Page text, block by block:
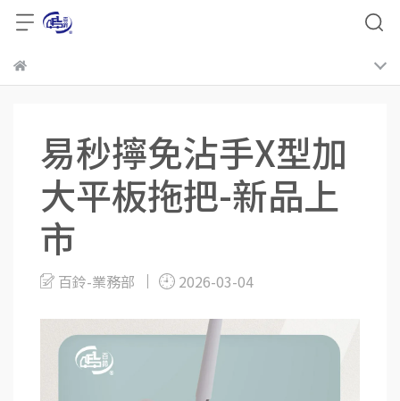
易秒擰免沾手X型加
大平板拖把-新品上
市
百鈴-業務部 2026-03-04